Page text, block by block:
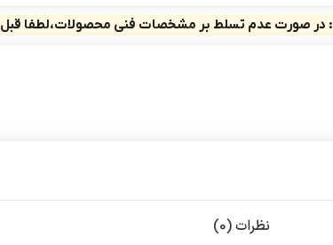
: در صورت عدم تسلط بر مشخصات فنی محصولات،لطفا قبل
نظرات (0)